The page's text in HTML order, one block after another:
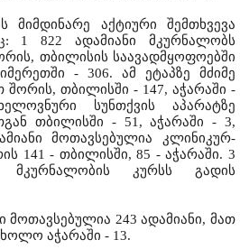
მიმდინარე აქტიური შემთხვევა
1 822 ადამიანი მკურნალობს
თბილისის საავადმყოფოებში
- 306. ამ ეტაპზე მძიმე
შორის, თბილისში - 147, აჭარაში -
სუნთქვის აპარატზე
თბილისში - 51, აჭარაში - 3,
მოთავსებულია კლინიკურ-
141 - თბილისში, 85 - აჭარაში. 3
კურსს გადის
მოთავსებულია 243 ადამიანი, მათ
აჭარაში - 13.